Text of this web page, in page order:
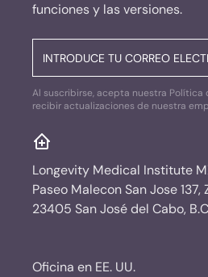
funciones y las versiones.
Al suscribirse, acepta nuestra
recibir actualizaciones de nuestra
Longevity Medical Institute
Paseo Malecon San Jose 137,
23405 San José del Cabo,
Oficina en EE. UU.